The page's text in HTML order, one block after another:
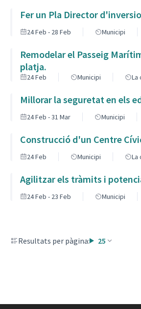
Fer un Pla Director
24 Feb - 28 Feb Municipi
Remodelar el Passeig
platja.
24 Feb Municipi La
Millorar la seguretat en els
24 Feb - 31 Mar Municipi
Construcció d'un Centre
24 Feb Municipi La
Agilitzar els tràmits i
24 Feb - 23 Feb Municipi
Resultats per pàgina: 25